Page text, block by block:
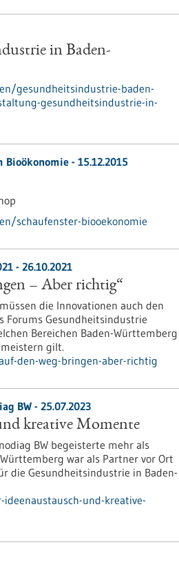
in Baden-
gesundheitsindustrie-baden-
gesundheitsindustrie-in-
Bioökonomie -15.12.2015
schaufenster-biooekonomie
- 26.10.2021
– Aber richtig“
die Innovationen auch den
Forums Gesundheitsindustrie
Bereichen Baden-Württemberg
gilt.
den-weg-bringen-aber-richtig
BW - 25.07.2023
kreative Momente
BW begeisterte mehr als
war als Partner vor Ort
die Gesundheitsindustrie in Baden-
und-kreative-